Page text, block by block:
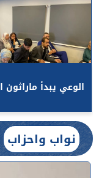
الوعي يبدأ ماراثون
نواب واحزاب